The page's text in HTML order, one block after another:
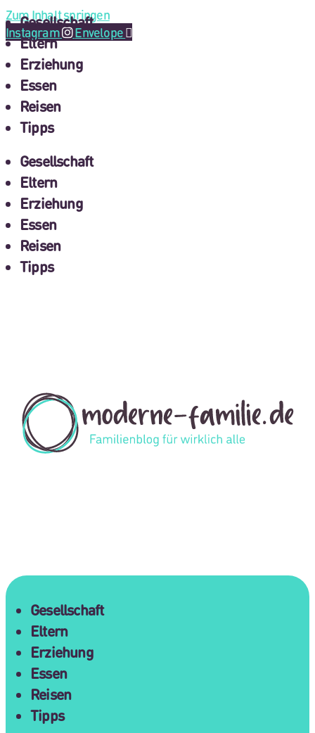
Zum Inhalt springen
Instagram
Envelope
Gesellschaft
Eltern
Erziehung
Essen
Reisen
Tipps
Gesellschaft
Eltern
Erziehung
Essen
Reisen
Tipps
Gesellschaft
Eltern
Erziehung
Essen
Reisen
Tipps